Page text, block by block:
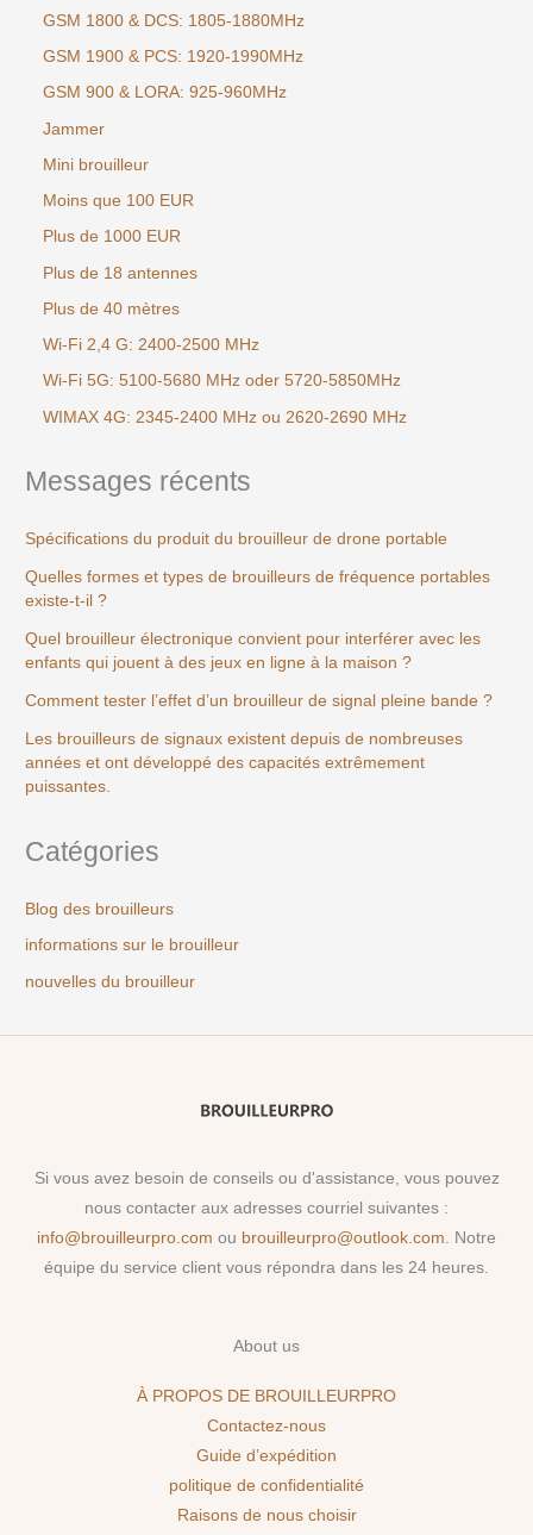
GSM 1800 & DCS: 1805-1880MHz
GSM 1900 & PCS: 1920-1990MHz
GSM 900 & LORA: 925-960MHz
Jammer
Mini brouilleur
Moins que 100 EUR
Plus de 1000 EUR
Plus de 18 antennes
Plus de 40 mètres
Wi-Fi 2,4 G: 2400-2500 MHz
Wi-Fi 5G: 5100-5680 MHz oder 5720-5850MHz
WIMAX 4G: 2345-2400 MHz ou 2620-2690 MHz
Messages récents
Spécifications du produit du brouilleur de drone portable
Quelles formes et types de brouilleurs de fréquence portables
existe-t-il ?
Quel brouilleur électronique convient pour interférer avec les
enfants qui jouent à des jeux en ligne à la maison ?
Comment tester l’effet d’un brouilleur de signal pleine bande ?
Les brouilleurs de signaux existent depuis de nombreuses
années et ont développé des capacités extrêmement
puissantes.
Catégories
Blog des brouilleurs
informations sur le brouilleur
nouvelles du brouilleur
Si vous avez besoin de conseils ou d'assistance, vous pouvez
nous contacter aux adresses courriel suivantes :
info@brouilleurpro.com ou brouilleurpro@outlook.com. Notre
équipe du service client vous répondra dans les 24 heures.
About us
À PROPOS DE BROUILLEURPRO
Contactez-nous
Guide d’expédition
politique de confidentialité
Raisons de nous choisir